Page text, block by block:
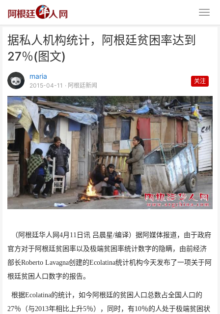
据私人机构统计，阿根廷贫困率达到
27％(图文)
maria
2015-04-11 · 阿根廷新闻
关注
（阿根廷华人网4月11日讯 吕晨星/编译） 据阿媒体报道， 由于政府
官方对于阿根廷贫困率以及极端贫困率统计数字的隐瞒，由前经济
部长Roberto Lavagna创建的Ecolatina统计机构今天发布了一项关于阿
根廷贫困人口数字的报告。
根据Ecolatina的统计，如今阿根廷的贫困人口总数占全国人口的
27％（与2013年相比上升5％），同时，有10％的人处于极端贫困状
据私人机构统计，阿根廷贫困率达
到27％(图文)